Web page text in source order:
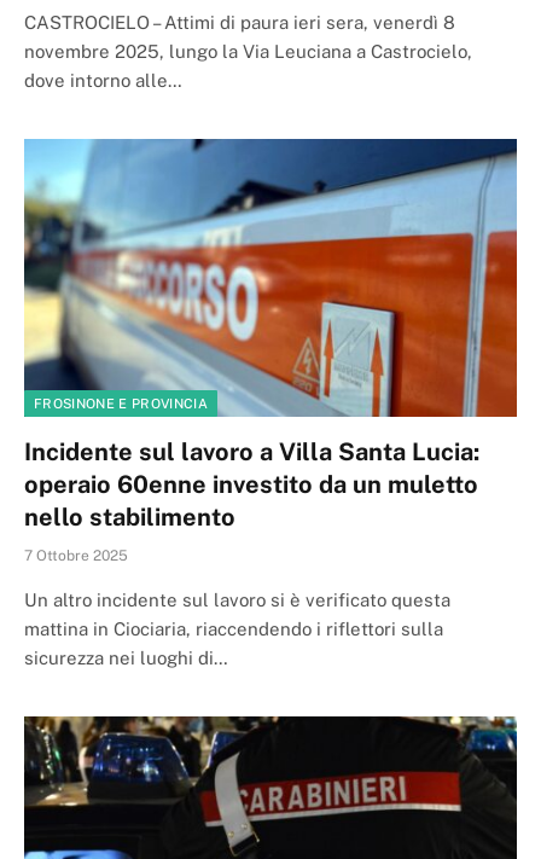
CASTROCIELO – Attimi di paura ieri sera, venerdì 8
novembre 2025, lungo la Via Leuciana a Castrocielo,
dove intorno alle…
FROSINONE E PROVINCIA
Incidente sul lavoro a Villa Santa Lucia:
operaio 60enne investito da un muletto
nello stabilimento
7 Ottobre 2025
Un altro incidente sul lavoro si è verificato questa
mattina in Ciociaria, riaccendendo i riflettori sulla
sicurezza nei luoghi di…